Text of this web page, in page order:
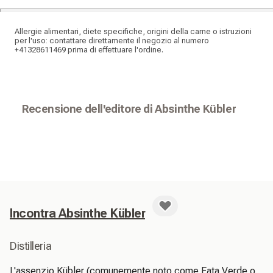
Allergie alimentari, diete specifiche, origini della carne o istruzioni
per l'uso: contattare direttamente il negozio al numero
+41328611469 prima di effettuare l'ordine.
Recensione dell'editore di Absinthe Kübler
Incontra Absinthe Kübler
Distilleria